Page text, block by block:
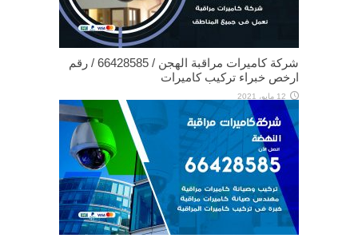
شركة كاميرات مراقبة الهجن / 66428585 / رقم
ارخص خبراء تركيب كاميرات
12 مايو، 2021